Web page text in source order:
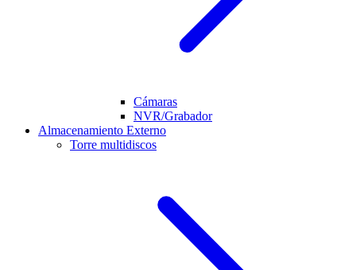
Cámaras
NVR/Grabador
Almacenamiento Externo
Torre multidiscos